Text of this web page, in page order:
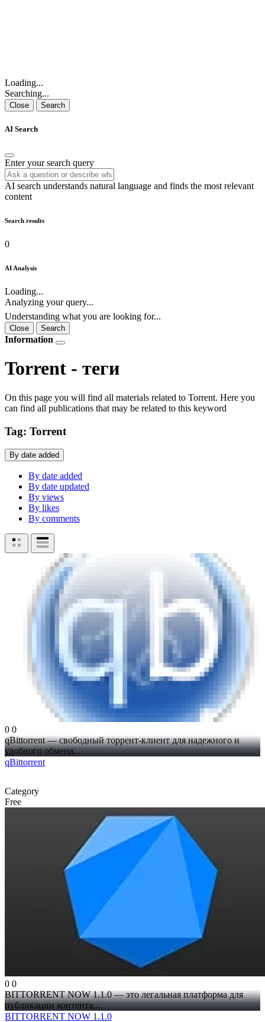
Loading...
Searching...
Close Search
AI Search
Enter your search query
AI search understands natural language and finds the most relevant
content
Search results
0
AI Analysis
Loading...
Analyzing your query...
Understanding what you are looking for...
Close Search
Information
Torrent - теги
On this page you will find all materials related to Torrent. Here you
can find all publications that may be related to this keyword
Tag: Torrent
By date added
By date added
By date updated
By views
By likes
By comments
0 0
qBittorrent — свободный торрент-клиент для надежного и
удобного обмена...
qBittorrent
Category
Free
0 0
BITTORRENT NOW 1.1.0 — это легальная платформа для
публикации контента,...
BITTORRENT NOW 1.1.0